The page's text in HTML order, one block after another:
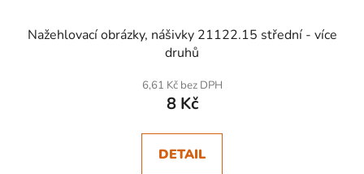
Nažehlovací obrázky, nášivky 21122.15 střední - více
druhů
6,61 Kč bez DPH
8 Kč
DETAIL